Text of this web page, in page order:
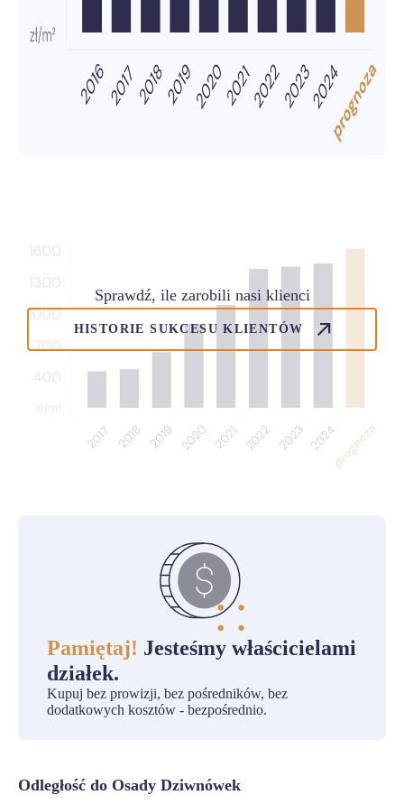
Sprawdź, ile zarobili nasi klienci
HISTORIE SUKCESU KLIENTÓW
Pamiętaj! Jesteśmy właścicielami
działek.
Kupuj bez prowizji, bez pośredników, bez
dodatkowych kosztów - bezpośrednio.
Odległość do Osady Dziwnówek